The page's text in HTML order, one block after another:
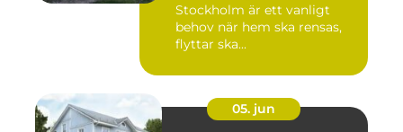
Stockholm är ett vanligt
behov när hem ska rensas,
flyttar ska...
05. jun